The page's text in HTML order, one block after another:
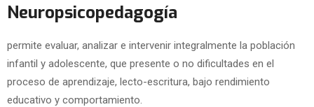
Neuropsicopedagogía
permite evaluar, analizar e intervenir integralmente la población
infantil y adolescente, que presente o no dificultades en el
proceso de aprendizaje, lecto-escritura, bajo rendimiento
educativo y comportamiento.